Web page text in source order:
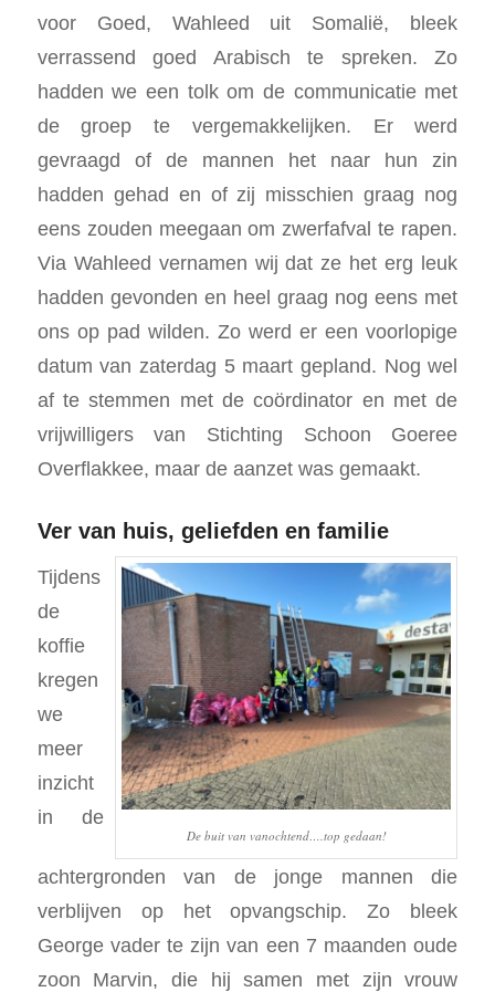
voor Goed, Wahleed uit Somalië, bleek
verrassend goed Arabisch te spreken. Zo
hadden we een tolk om de communicatie met
de groep te vergemakkelijken. Er werd
gevraagd of de mannen het naar hun zin
hadden gehad en of zij misschien graag nog
eens zouden meegaan om zwerfafval te rapen.
Via Wahleed vernamen wij dat ze het erg leuk
hadden gevonden en heel graag nog eens met
ons op pad wilden. Zo werd er een voorlopige
datum van zaterdag 5 maart gepland. Nog wel
af te stemmen met de coördinator en met de
vrijwilligers van Stichting Schoon Goeree
Overflakkee, maar de aanzet was gemaakt.
Ver van huis, geliefden en familie
De buit van vanochtend….top gedaan!
Tijdens
de
koffie
kregen
we
meer
inzicht
in de
achtergronden van de jonge mannen die
verblijven op het opvangschip. Zo bleek
George vader te zijn van een 7 maanden oude
zoon Marvin, die hij samen met zijn vrouw